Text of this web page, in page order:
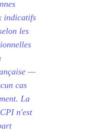
indicatifs
les
—
cas
La
n'est